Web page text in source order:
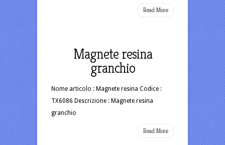
Read More
Magnete resina
granchio
Nome articolo : Magnete resina Codice :
TX6086 Descrizione : Magnete resina
granchio
Read More